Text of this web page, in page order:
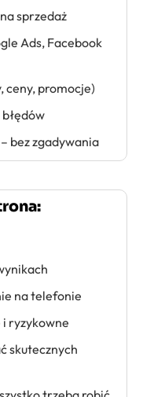
sprzedaż
Ads, Facebook
ceny, promocje)
bez zgadywania
na telefonie
ryzykowne
skutecznych